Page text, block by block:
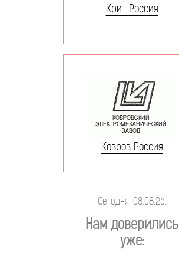
Крит Россия
Ковров Россия
Сегодня: 08.08.26.
Нам доверились
уже: